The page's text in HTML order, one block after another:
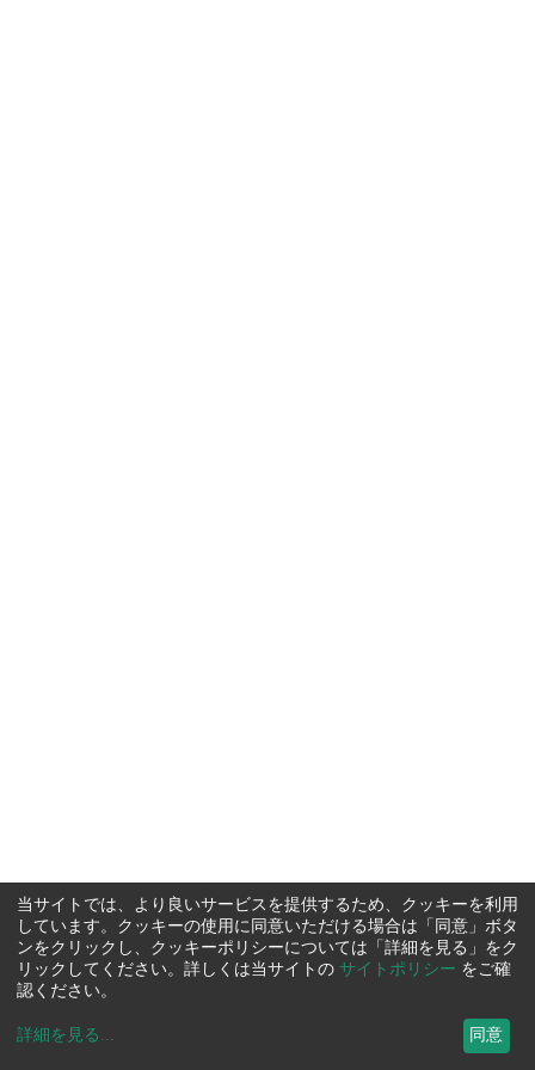
当サイトでは、より良いサービスを提供するため、クッキーを利用
しています。クッキーの使用に同意いただける場合は「同意」ボタ
ンをクリックし、クッキーポリシーについては「詳細を見る」をク
リックしてください。詳しくは当サイトの サイトポリシー をご確
認ください。
詳細を見る ... 同意